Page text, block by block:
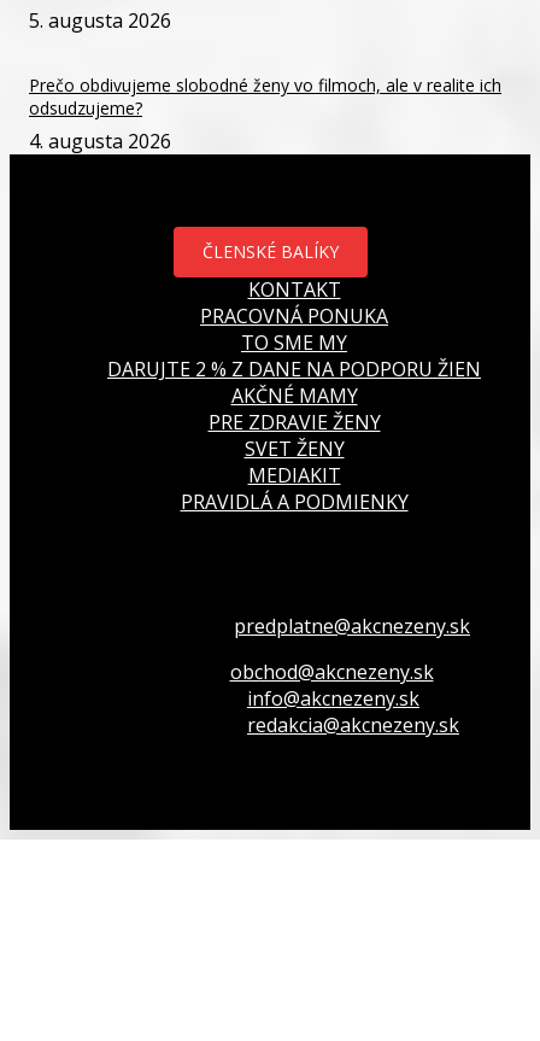
5. augusta 2026
Prečo obdivujeme slobodné ženy vo filmoch, ale v realite ich
odsudzujeme?
4. augusta 2026
ČLENSKÉ BALÍKY
KONTAKT
PRACOVNÁ PONUKA
TO SME MY
DARUJTE 2 % Z DANE NA PODPORU ŽIEN
AKČNÉ MAMY
PRE ZDRAVIE ŽENY
SVET ŽENY
MEDIAKIT
PRAVIDLÁ A PODMIENKY
predplatne@akcnezeny.sk
obchod@akcnezeny.sk
info@akcnezeny.sk
redakcia@akcnezeny.sk